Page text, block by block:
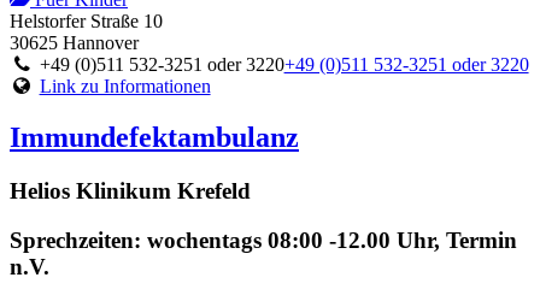
Helstorfer Straße 10
30625 Hannover
+49 (0)511 532-3251 oder 3220+49 (0)511 532-3251 oder 3220
Link zu Informationen
Immundefektambulanz
Helios Klinikum Krefeld
Sprechzeiten: wochentags 08:00 -12.00 Uhr, Termin
n.V.